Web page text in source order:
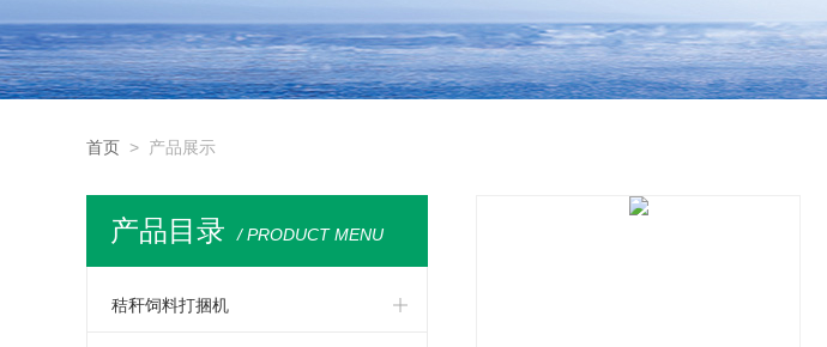
首页 > 产品展示
产品目录 / PRODUCT MENU
秸秆饲料打捆机